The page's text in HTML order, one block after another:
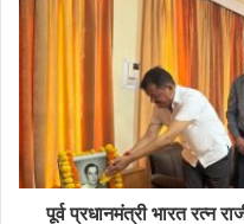
पूर्व प्रधानमंत्री भारत रत्न